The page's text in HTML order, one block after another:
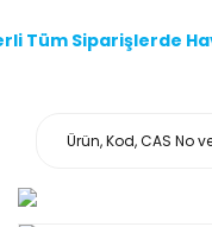
Tüm Siparişlerde